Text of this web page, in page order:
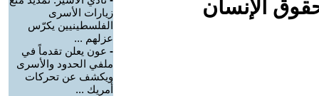
الإنسان
زيارات الأسرى
الفلسطينيين يكرّس
عزلهم ...
- عون يعلن تقدماً في
ملفي الحدود والأسرى
ويكشف عن تحركات
أمريك ...